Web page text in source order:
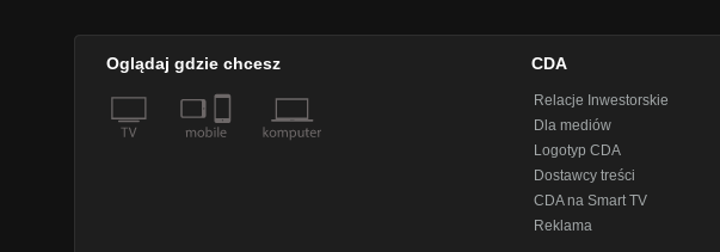
Oglądaj gdzie chcesz CDA
Relacje Inwestorskie
Dla mediów
Logotyp CDA
Dostawcy treści
CDA na Smart TV
Reklama